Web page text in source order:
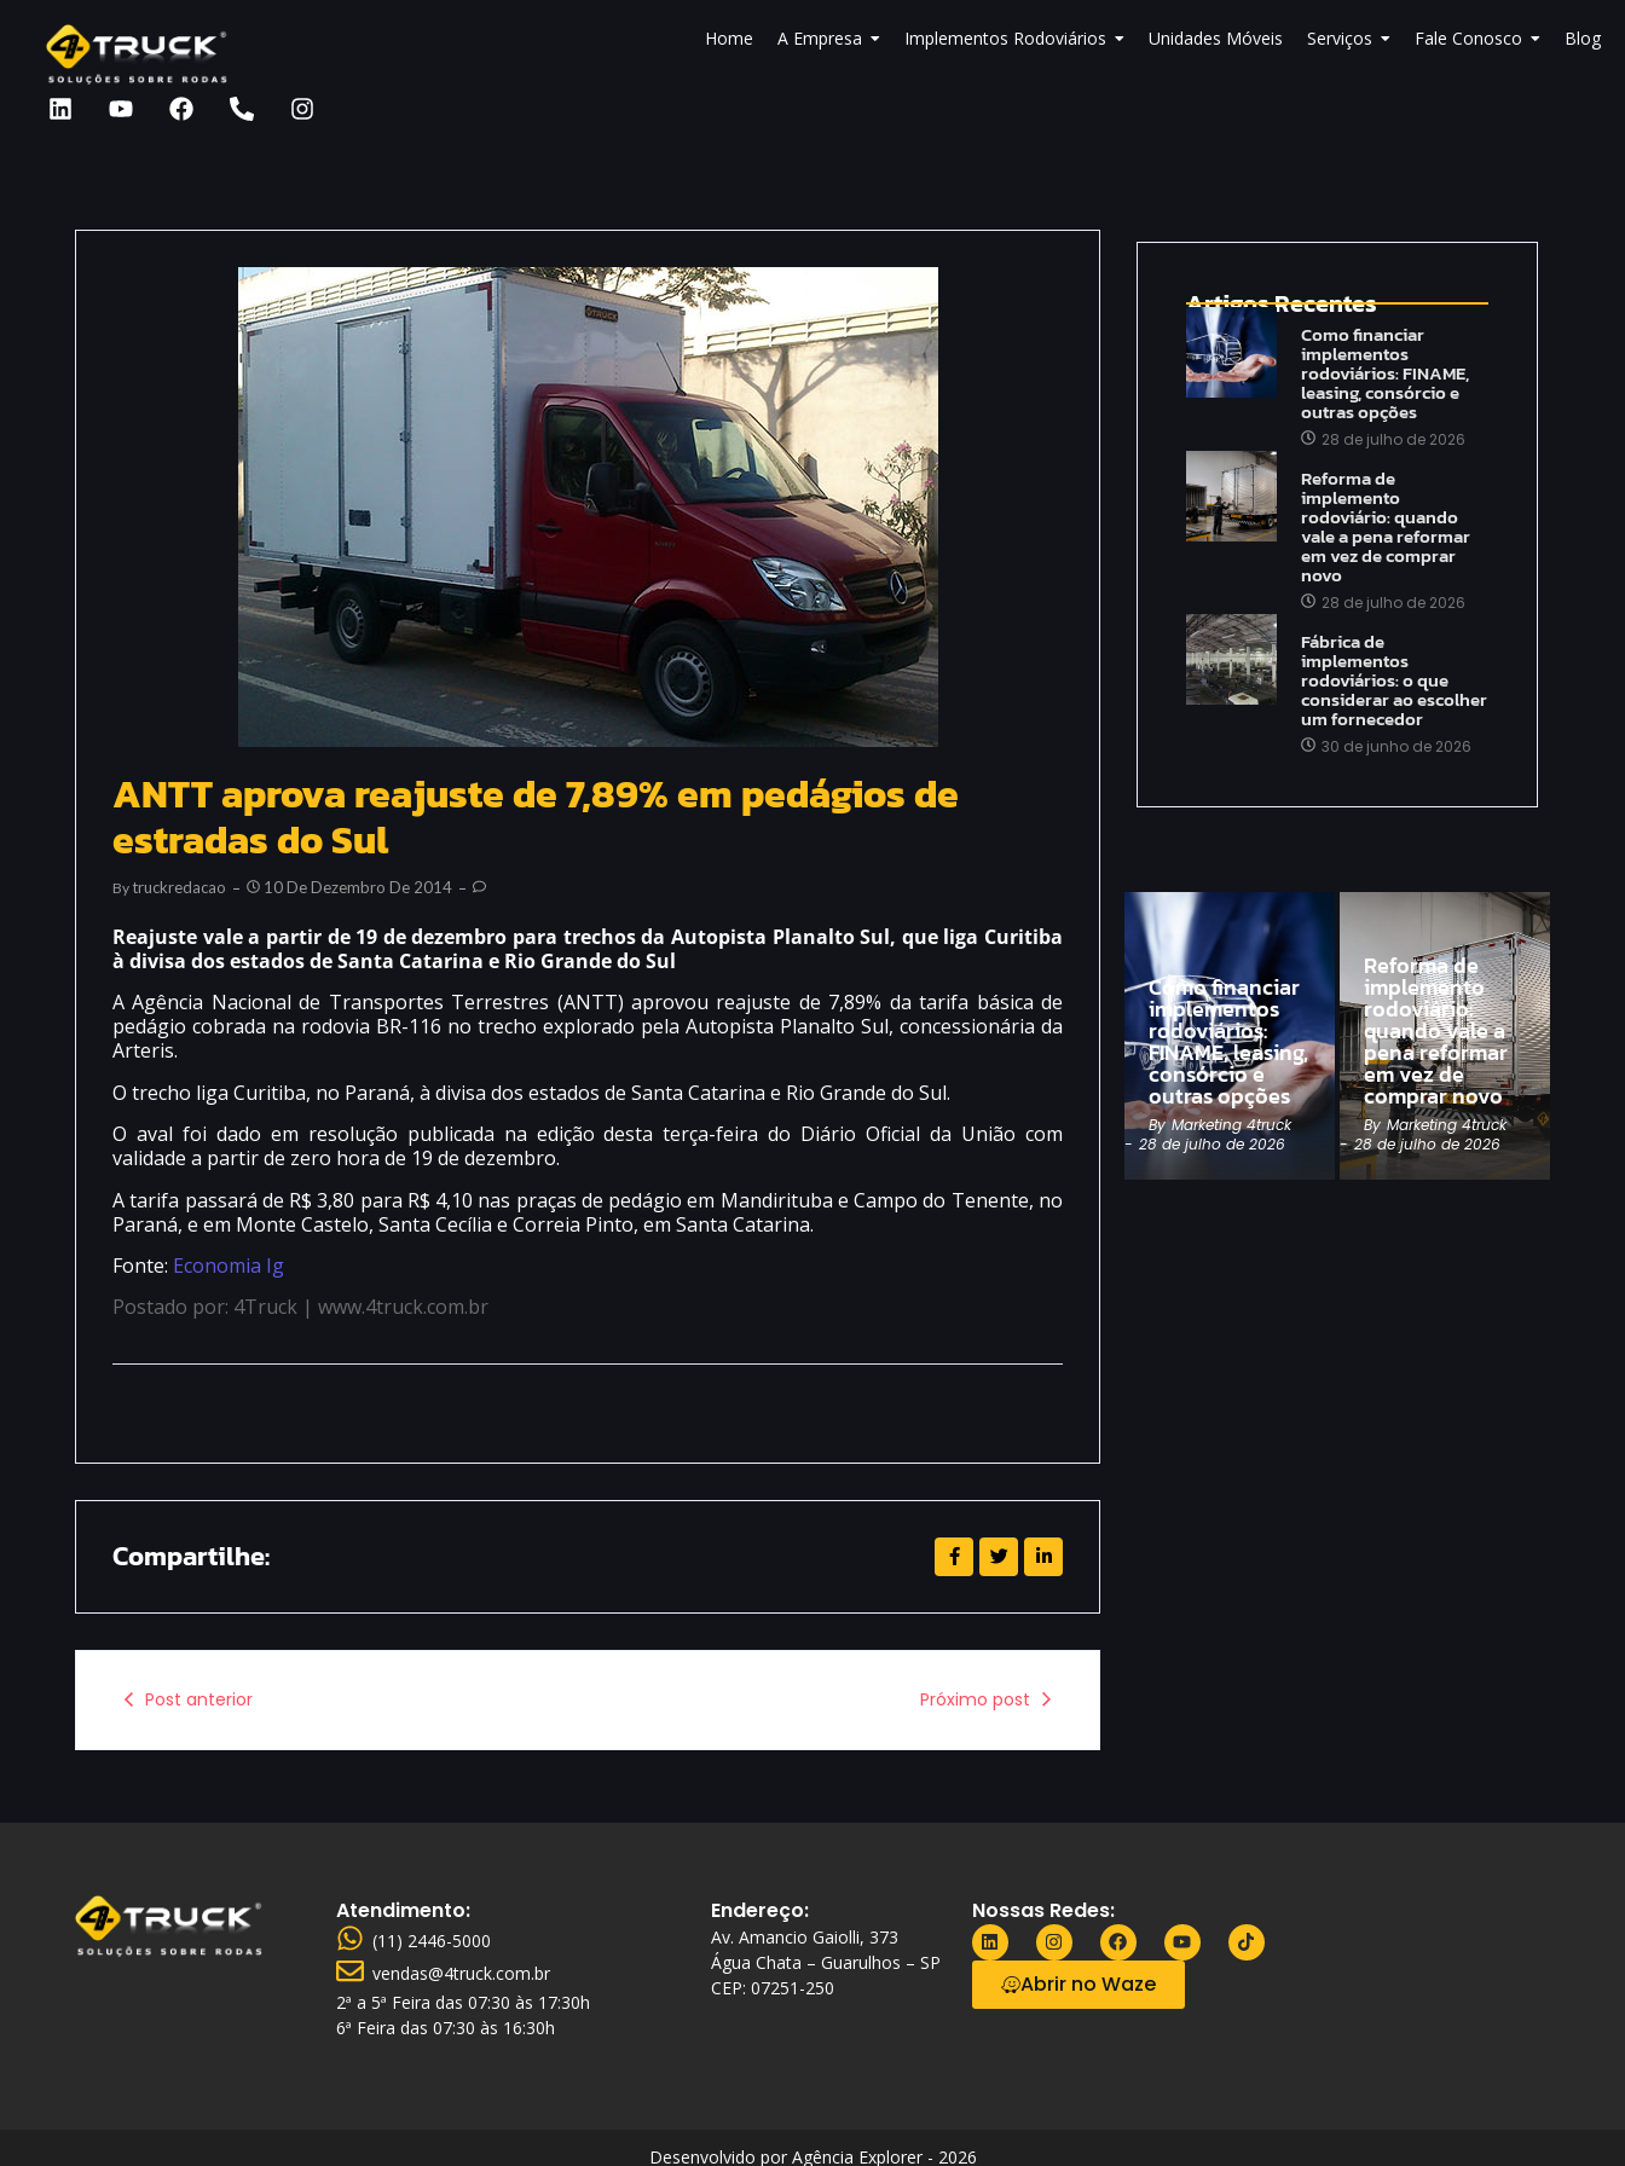
Home A Empresa Implementos Rodoviários Unidades Móveis Serviços Fale Conosco Blog
ANTT aprova reajuste de 7,89% em pedágios de
estradas do Sul
ByTruckredacao 10 De Dezembro De 2014
Reajuste vale a partir de 19 de dezembro para trechos da Autopista Planalto Sul, que liga Curitiba
à divisa dos estados de Santa Catarina e Rio Grande do Sul
A Agência Nacional de Transportes Terrestres (ANTT) aprovou reajuste de 7,89% da tarifa básica de
pedágio cobrada na rodovia BR-116 no trecho explorado pela Autopista Planalto Sul, concessionária da
Arteris.
O trecho liga Curitiba, no Paraná, à divisa dos estados de Santa Catarina e Rio Grande do Sul.
O aval foi dado em resolução publicada na edição desta terça-feira do Diário Oficial da União com
validade a partir de zero hora de 19 de dezembro.
A tarifa passará de R$ 3,80 para R$ 4,10 nas praças de pedágio em Mandirituba e Campo do Tenente, no
Paraná, e em Monte Castelo, Santa Cecília e Correia Pinto, em Santa Catarina.
Fonte: Economia Ig
Postado por: 4Truck | www.4truck.com.br
Compartilhe:
Post anterior Próximo post
Artigos Recentes
Como financiar
implementos
rodoviários: FINAME,
leasing, consórcio e
outras opções
28 de julho de 2026
Reforma de
implemento
rodoviário: quando
vale a pena reformar
em vez de comprar
novo
28 de julho de 2026
Fábrica de
implementos
rodoviários: o que
considerar ao escolher
um fornecedor
30 de junho de 2026
Como financiar
implementos
rodoviários:
FINAME, leasing,
consórcio e
outras opções
By Marketing 4truck
- 28 de julho de 2026
Reforma de
implemento
rodoviário:
quando vale a
pena reformar
em vez de
comprar novo
By Marketing 4truck
- 28 de julho de 2026
Atendimento:
(11) 2446-5000
vendas@4truck.com.br
2ª a 5ª Feira das 07:30 às 17:30h
6ª Feira das 07:30 às 16:30h
Endereço:
Av. Amancio Gaiolli, 373
Água Chata – Guarulhos – SP
CEP: 07251-250
Nossas Redes:
Abrir no Waze
Desenvolvido por Agência Explorer - 2026